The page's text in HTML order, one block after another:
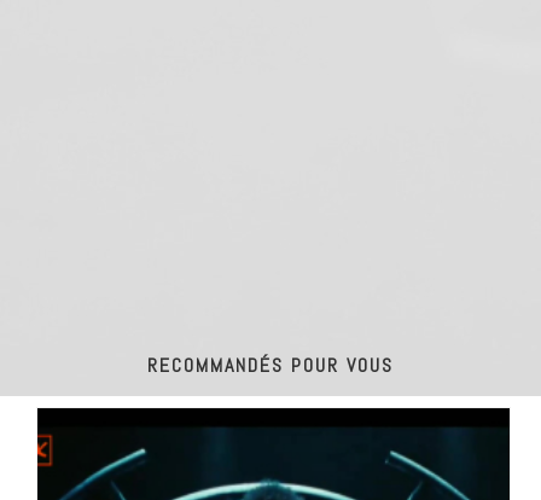
RECOMMANDÉS POUR VOUS